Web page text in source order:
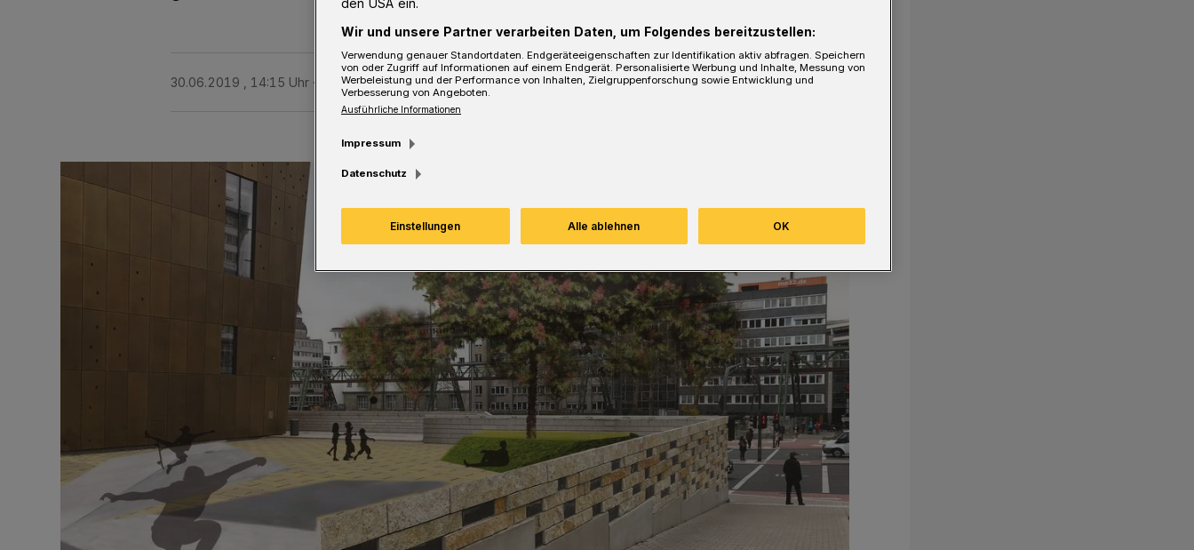
30.06.2019 , 14:15 Uhr 2 Minuten Lesezeit
den USA ein.
Wir und unsere Partner verarbeiten Daten, um Folgendes bereitzustellen:
Verwendung genauer Standortdaten. Endgeräteeigenschaften zur Identifikation aktiv abfragen. Speichern
von oder Zugriff auf Informationen auf einem Endgerät. Personalisierte Werbung und Inhalte, Messung von
Werbeleistung und der Performance von Inhalten, Zielgruppenforschung sowie Entwicklung und
Verbesserung von Angeboten.
Ausführliche Informationen
Impressum
Datenschutz
Einstellungen Alle ablehnen OK